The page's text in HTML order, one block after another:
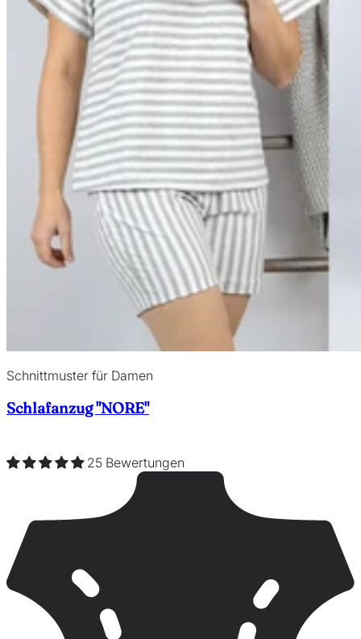
Schnittmuster für Damen
Schlafanzug "NORE"
25 Bewertungen